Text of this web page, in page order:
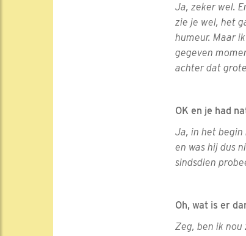
Ja, zeker wel.
zie je wel, het
humeur. Maar
gegeven
achter dat
OK en je had
Ja, in het begin
en was hij dus
sindsdien
Oh, wat is er
Zeg, ben ik